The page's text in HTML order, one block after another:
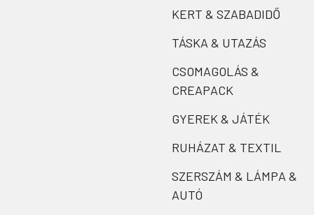
KERT & SZABADIDŐ
TÁSKA & UTAZÁS
CSOMAGOLÁS &
CREAPACK
GYEREK & JÁTÉK
RUHÁZAT & TEXTIL
SZERSZÁM & LÁMPA &
AUTÓ